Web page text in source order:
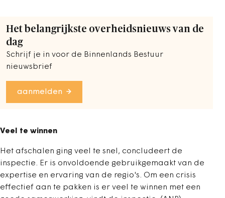
Het belangrijkste overheidsnieuws van de
dag
Schrijf je in voor de Binnenlands Bestuur
nieuwsbrief
aanmelden
Veel te winnen
Het afschalen ging veel te snel, concludeert de
inspectie. Er is onvoldoende gebruikgemaakt van de
expertise en ervaring van de regio's. Om een crisis
effectief aan te pakken is er veel te winnen met een